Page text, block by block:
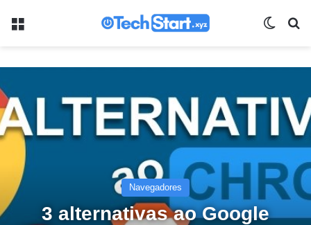
Navegadores
3 alternativas ao Google